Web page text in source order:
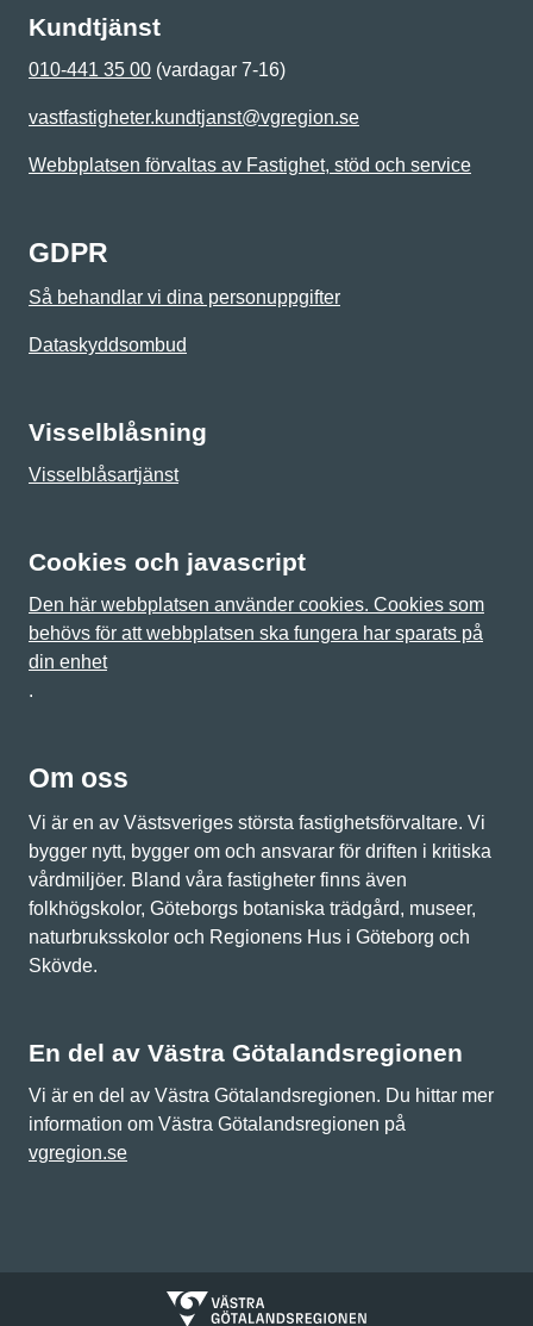
Kundtjänst
010-441 35 00 (vardagar 7-16)
vastfastigheter.kundtjanst@vgregion.se
Webbplatsen förvaltas av Fastighet, stöd och service
GDPR
Så behandlar vi dina personuppgifter
Dataskyddsombud
Visselblåsning
Visselblåsartjänst
Cookies och javascript
Den här webbplatsen använder cookies. Cookies som
behövs för att webbplatsen ska fungera har sparats på
din enhet
.
Om oss
Vi är en av Västsveriges största fastighetsförvaltare. Vi
bygger nytt, bygger om och ansvarar för driften i kritiska
vårdmiljöer. Bland våra fastigheter finns även
folkhögskolor, Göteborgs botaniska trädgård, museer,
naturbruksskolor och Regionens Hus i Göteborg och
Skövde.
En del av Västra Götalandsregionen
Vi är en del av Västra Götalandsregionen. Du hittar mer
information om Västra Götalandsregionen på
vgregion.se